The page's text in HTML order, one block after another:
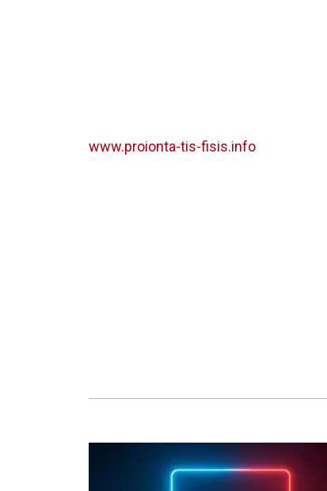
www.proionta-tis-fisis.info